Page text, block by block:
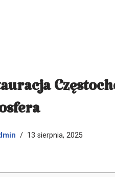
13 sierpnia, 2025